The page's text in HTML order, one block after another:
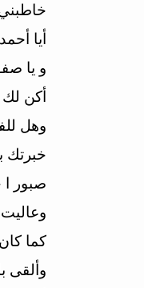
أيا
و يا
أكن لك
وهل
خبرتك
صبور ا
وعاليت
كما
وألقى